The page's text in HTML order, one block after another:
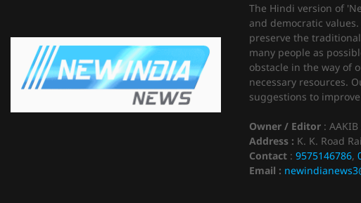
The Hindi version of
and democratic
preserve the
many people as
obstacle in the way of
necessary resources.
suggestions to
Owner / Editor : AAKIB
Address : K. K. Road
Contact: 9575146786,
Email :